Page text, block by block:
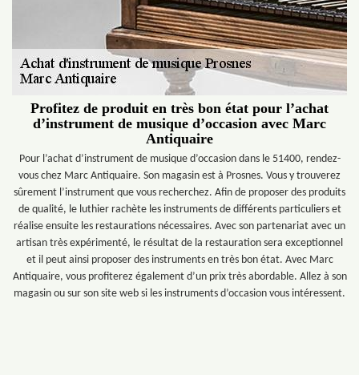
Profitez de produit en très bon état pour l’achat
d’instrument de musique d’occasion avec Marc
Antiquaire
Pour l’achat d’instrument de musique d’occasion dans le 51400, rendez-
vous chez Marc Antiquaire. Son magasin est à Prosnes. Vous y trouverez
sûrement l’instrument que vous recherchez. Afin de proposer des produits
de qualité, le luthier rachète les instruments de différents particuliers et
réalise ensuite les restaurations nécessaires. Avec son partenariat avec un
artisan très expérimenté, le résultat de la restauration sera exceptionnel
et il peut ainsi proposer des instruments en très bon état. Avec Marc
Antiquaire, vous profiterez également d’un prix très abordable. Allez à son
magasin ou sur son site web si les instruments d’occasion vous intéressent.